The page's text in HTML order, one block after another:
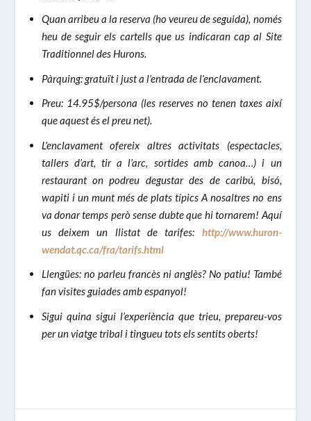
Quan arribeu a la reserva (ho veureu de seguida), només
heu de seguir els cartells que us indicaran cap al Site
Traditionnel des Hurons.
Pàrquing: gratuït i just a l’entrada de l’enclavament.
Preu: 14.95$/persona (les reserves no tenen taxes així
que aquest és el preu net).
L’enclavament ofereix altres activitats (espectacles,
tallers d’art, tir a l’arc, sortides amb canoa…) i un
restaurant on podreu degustar des de caribú, bisó,
wapiti i un munt més de plats típics A nosaltres no ens
va donar temps però sense dubte que hi tornarem! Aquí
us deixem un llistat de tarifes: http://www.huron-
wendat.qc.ca/fra/tarifs.html
Llengües: no parleu francès ni anglès? No patiu! També
fan visites guiades amb espanyol!
Sigui quina sigui l’experiència que trieu, prepareu-vos
per un viatge tribal i tingueu tots els sentits oberts!